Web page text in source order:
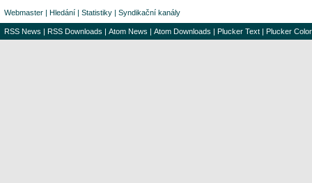
Webmaster | Hledání | Statistiky | Syndikační kanály
RSS News | RSS Downloads | Atom News | Atom Downloads | Plucker Text | Plucker Color